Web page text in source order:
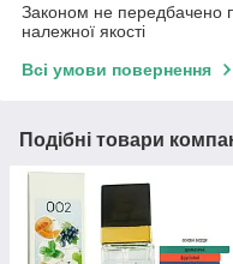
Законом не передбачено
належної якості
Всі умови повернення
Подібні товари